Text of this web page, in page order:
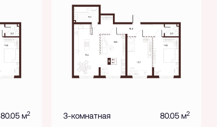
80.05 м2 3-комнатная 80.05 м2